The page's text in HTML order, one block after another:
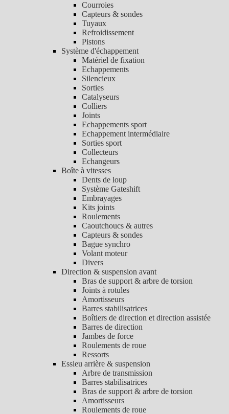
Courroies
Capteurs & sondes
Tuyaux
Refroidissement
Pistons
Système d'échappement
Matériel de fixation
Echappements
Silencieux
Sorties
Catalyseurs
Colliers
Joints
Echappements sport
Echappement intermédiaire
Sorties sport
Collecteurs
Echangeurs
Boîte à vitesses
Dents de loup
Système Gateshift
Embrayages
Kits joints
Roulements
Caoutchoucs & autres
Capteurs & sondes
Bague synchro
Volant moteur
Divers
Direction & suspension avant
Bras de support & arbre de torsion
Joints à rotules
Amortisseurs
Barres stabilisatrices
Boîtiers de direction et direction assistée
Barres de direction
Jambes de force
Roulements de roue
Ressorts
Essieu arrière & suspension
Arbre de transmission
Barres stabilisatrices
Bras de support & arbre de torsion
Amortisseurs
Roulements de roue